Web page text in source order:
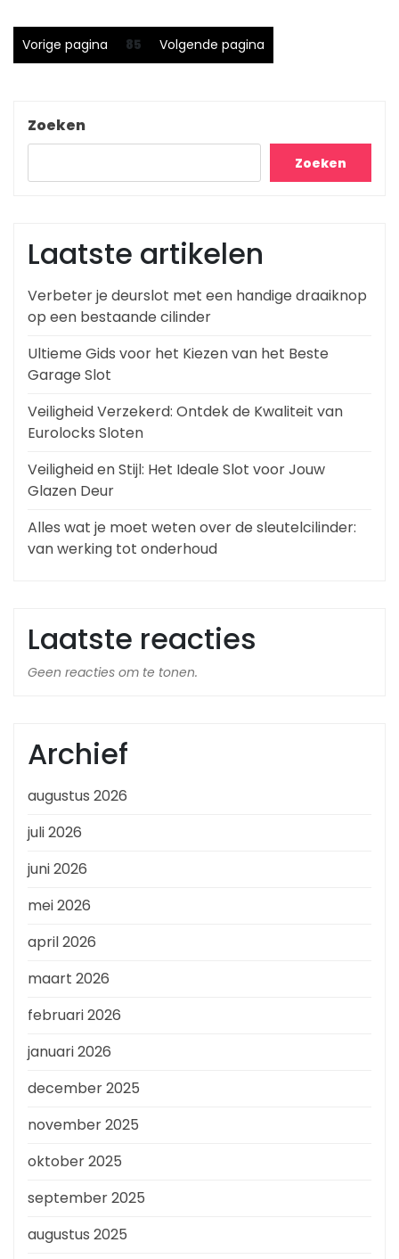
Berichtnavigatie
Vorige pagina Pagina
85 Volgende pagina
Zoeken
Zoeken
Laatste artikelen
Verbeter je deurslot met een handige draaiknop
op een bestaande cilinder
Ultieme Gids voor het Kiezen van het Beste
Garage Slot
Veiligheid Verzekerd: Ontdek de Kwaliteit van
Eurolocks Sloten
Veiligheid en Stijl: Het Ideale Slot voor Jouw
Glazen Deur
Alles wat je moet weten over de sleutelcilinder:
van werking tot onderhoud
Laatste reacties
Geen reacties om te tonen.
Archief
augustus 2026
juli 2026
juni 2026
mei 2026
april 2026
maart 2026
februari 2026
januari 2026
december 2025
november 2025
oktober 2025
september 2025
augustus 2025